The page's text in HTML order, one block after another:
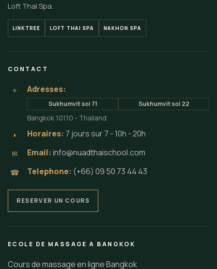
Loft Thai Spa.
LINKTREE LOFT THAI SPA NAKHON SPA
CONTACT
⌖ Adresses:
Sukhumvit soi 71 Sukhumvit soi 22
Bangkok 10110 - Thailand
◗ Horaires: 7 jours sur 7 - 10h - 20h
✉ Email:info@nuadthaischool.com
☎ Telephone: (+66) 09 50 73 44 43
RESERVER UN COURS
ECOLE DE MASSAGE A BANGKOK
Cours de massage en ligne Bangkok